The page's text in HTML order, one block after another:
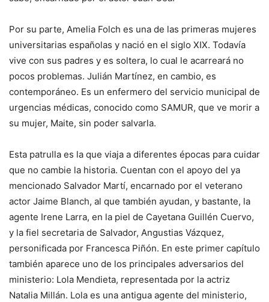
Por su parte, Amelia Folch es una de las primeras mujeres
universitarias españolas y nació en el siglo XIX. Todavía
vive con sus padres y es soltera, lo cual le acarreará no
pocos problemas. Julián Martínez, en cambio, es
contemporáneo. Es un enfermero del servicio municipal de
urgencias médicas, conocido como SAMUR, que ve morir a
su mujer, Maite, sin poder salvarla.
Esta patrulla es la que viaja a diferentes épocas para cuidar
que no cambie la historia. Cuentan con el apoyo del ya
mencionado Salvador Martí, encarnado por el veterano
actor Jaime Blanch, al que también ayudan, y bastante, la
agente Irene Larra, en la piel de Cayetana Guillén Cuervo,
y la fiel secretaria de Salvador, Angustias Vázquez,
personificada por Francesca Piñón. En este primer capítulo
también aparece uno de los principales adversarios del
ministerio: Lola Mendieta, representada por la actriz
Natalia Millán. Lola es una antigua agente del ministerio,